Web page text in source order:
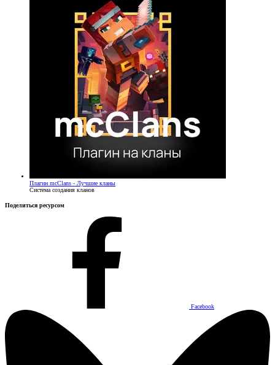
Плагин mcClans - Лучшие кланы
Система создания кланов
Поделиться ресурсом
Facebook